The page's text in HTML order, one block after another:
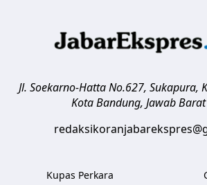
Jl. Soekarno-Hatta No.627, Sukapura,
Kota Bandung, Jawab Barat
Kupas Perkara